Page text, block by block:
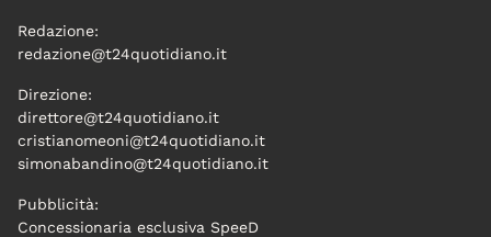
Redazione:
redazione@t24quotidiano.it
Direzione:
direttore@t24quotidiano.it
cristianomeoni@t24quotidiano.it
simonabandino@t24quotidiano.it
Pubblicità:
Concessionaria esclusiva SpeeD